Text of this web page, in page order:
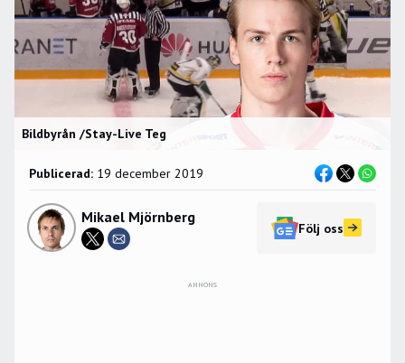
Bildbyrån /Stay-Live Teg
Publicerad: 19 december 2019
Mikael Mjörnberg
Följ oss
ANNONS